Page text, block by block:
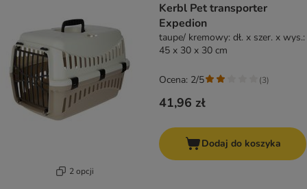
2 opcji
Kerbl Pet transporter
Expedion
taupe/ kremowy: dł. x szer. x wys.:
45 x 30 x 30 cm
41,96 zł
Ocena: 2/5 (3)
Dodaj do koszyka